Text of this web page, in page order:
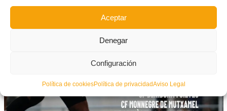
Aceptar
Denegar
Configuración
Política de cookiesPolítica de privacidadAviso Legal